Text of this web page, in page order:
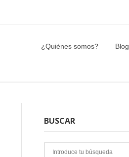
¿Quiénes somos? Blog
BUSCAR